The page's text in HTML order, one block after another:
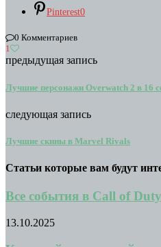
Pinterest0
0 Комментариев
1
предыдущая запись
Лучшие персонажи Overwatch 2 в 16
следующая запись
Лучшие скины в Marvel Rivals
Статьи которые вам будут
Все события в Call of
13.10.2025